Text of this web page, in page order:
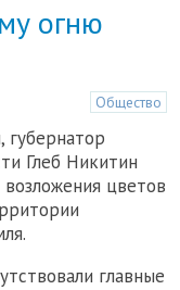
огню
Общество
Глеб Никитин
цветов
главные